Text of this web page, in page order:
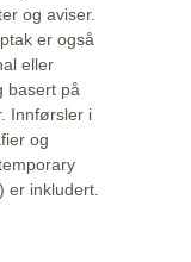
og aviser.
er også
eller
basert på
Innførsler i
og
er inkludert.